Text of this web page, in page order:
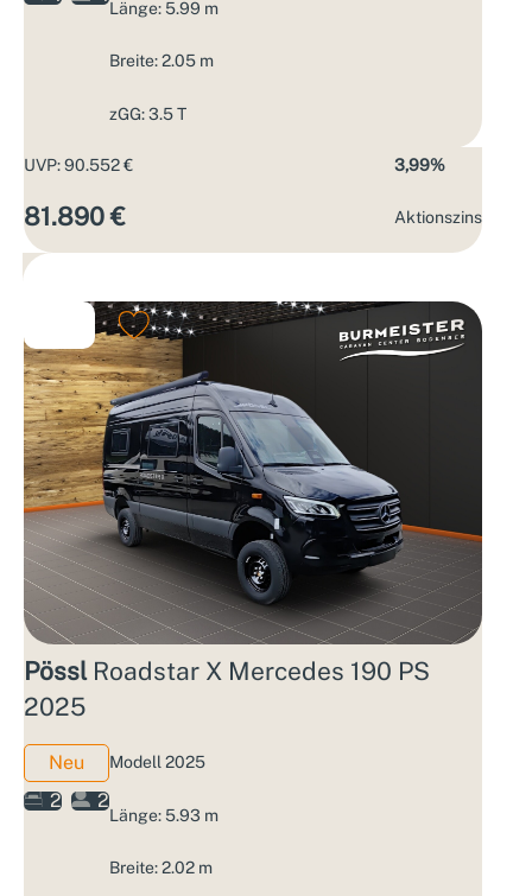
Länge: 5.99 m
Breite: 2.05 m
zGG: 3.5 T
UVP: 90.552 €
81.890 €
3,99%
Aktions­zins
PösslRoadstar X Mercedes 190 PS
2025
Neu
2
2
Modell 2025
Länge: 5.93 m
Breite: 2.02 m